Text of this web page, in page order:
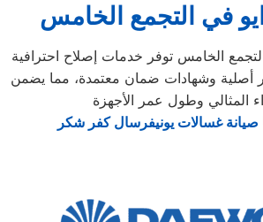
في التجمع الخامس
الخامس توفر خدمات إصلاح احترافية
أصلية وشهادات ضمان معتمدة، مما يضمن
صيانة غسالات يونيفرسال كفر شكر